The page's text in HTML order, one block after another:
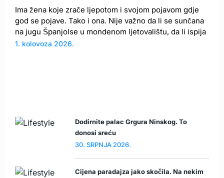
Ima žena koje zrače ljepotom i svojom pojavom gdje
god se pojave. Tako i ona. Nije važno da li se sunčana
na jugu Španjolse u mondenom ljetovalištu, da li ispija
1. kolovoza 2026.
Dodirnite palac Grgura Ninskog. To
donosi sreću
30. SRPNJA 2026.
Cijena paradajza jako skočila. Na nekim